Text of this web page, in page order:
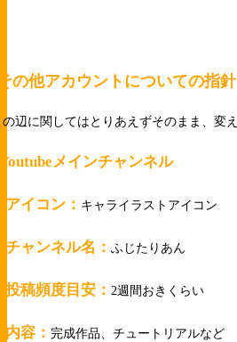
の他アカウントについての指針
の辺に関してはとりあえずそのまま、変
メインチャンネル
アイコン： キャライラストアイコン
チャンネル名：ふじたりあん
投稿頻度目安： 2週間おきくらい
内容： 完成作品、チュートリアルなど